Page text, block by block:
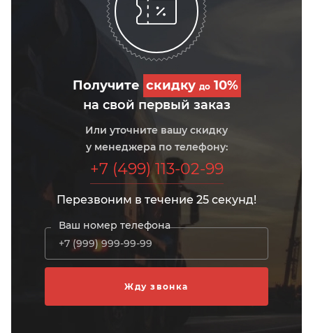
Получите скидку до10%
на свой первый заказ
Или уточните вашу скидку
у менеджера по телефону:
+7 (499) 113-02-99
Перезвоним в течение 25 секунд!
Ваш номер телефона